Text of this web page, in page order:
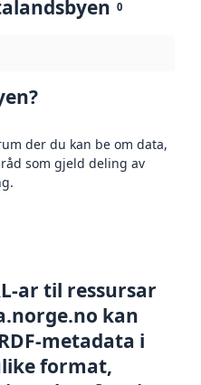
0
der du kan be om data,
som gjeld deling av
ar til ressursar
kan
metadata i
format,